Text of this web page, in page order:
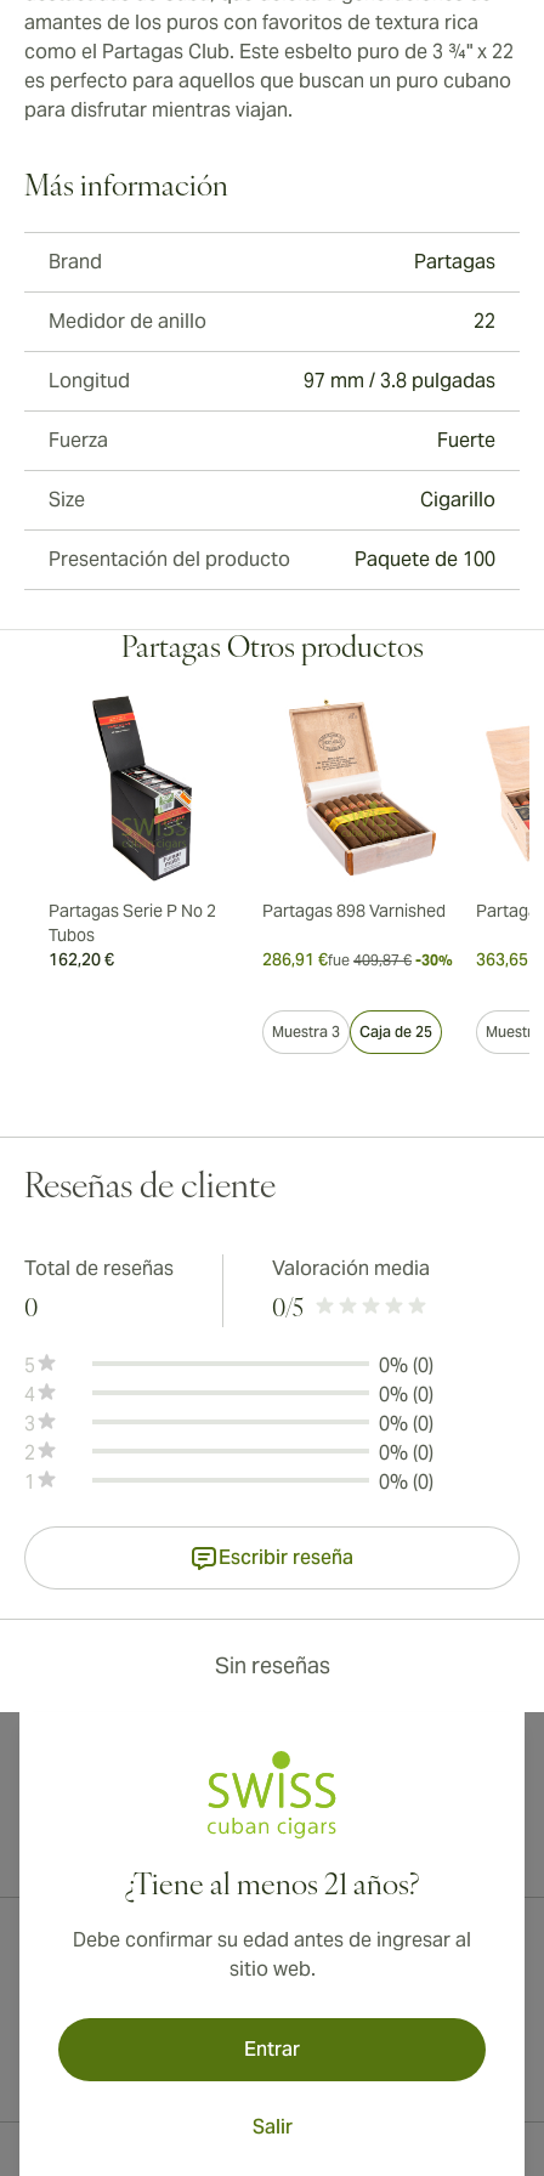
amantes de los puros con favoritos de textura rica
como el Partagas Club. Este esbelto puro de 3 ¾" x 22
es perfecto para aquellos que buscan un puro cubano
para disfrutar mientras viajan.
Más información
Brand Partagas
Medidor de anillo 22
Longitud 97 mm / 3.8 pulgadas
Fuerza Fuerte
Size Cigarillo
Presentación del producto Paquete de 100
Partagas Otros productos
Partagas Serie P No 2
Tubos
162,20 €
Partagas 898 Varnished
286,91 €fue 409,87 € -30%
Muestra 3 Caja de 25
363,65 €
Muestra
Reseñas de cliente
Total de reseñas
0
Valoración media
0/5
5
0% (0)
4
0% (0)
3
0% (0)
2
0% (0)
1
0% (0)
Escribir reseña
Sin reseñas
¿Tiene al menos 21 años?
Debe confirmar su edad antes de ingresar al
sitio web.
Entrar
Salir